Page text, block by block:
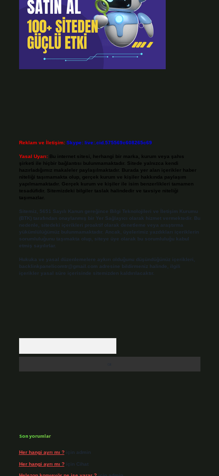
Reklam ve İletişim: Skype: live:.cid.575569c608265c69
Yasal Uyarı: Bu internet sitesi, herhangi bir marka, kurum veya şahıs
şirketi ile hiçbir bağlantısı bulunmamaktadır. Sitede yalnızca kendi
hazırladığımız makaleler paylaşılmaktadır. Burada yer alan içerikler haber
niteliği taşımamakta olup, gerçek kurum ve kişiler hakkında paylaşım
yapılmamaktadır. Gerçek kurum ve kişiler ile isim benzerlikleri tamamen
tesadüfidir. Sitemizdeki bilgiler taslak halindedir ve tavsiye niteliği
taşımazlar.
Sitemiz, 5651 Sayılı Kanun gereğince Bilgi Teknolojileri ve İletişim Kurumu
(BTK) tarafından onaylanmış bir Yer Sağlayıcı olarak hizmet vermektedir. Bu
nedenle, sitedeki içerikleri proaktif olarak denetleme veya araştırma
yükümlülüğümüz bulunmamaktadır. Ancak, üyelerimiz yazdıkları içeriklerin
sorumluluğunu taşımakta olup, siteye üye olarak bu sorumluluğu kabul
etmiş sayılırlar.
Hukuka ve yasal düzenlemelere aykırı olduğunu düşündüğünüz içerikleri,
backlinkpanelicomtr@gmail.com adresine bildirmeniz halinde, ilgili
içerikler yasal süre içerisinde sitemizden kaldırılacaktır.
Son yorumlar
Her hangi ayrı mı ?için admin
Her hangi ayrı mı ?için Cihat